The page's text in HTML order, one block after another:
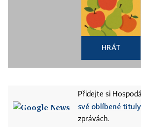
HRÁT
Přidejte si
své oblíbené tituly
zprávách.